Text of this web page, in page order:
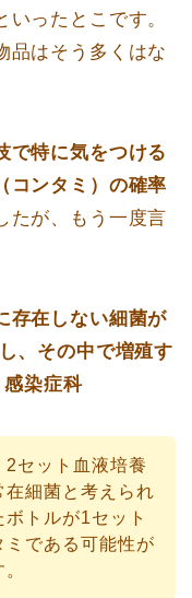
ったとこです。
品はそう多くはな
で特に気をつける
コンタミ）の確率
たが、もう一度言
存在しない細菌が
、その中で増殖す
染症科
セット血液培養
在細菌と考えられ
トルが1セット
ミである可能性が